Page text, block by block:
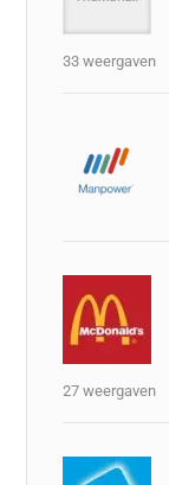
33 weergaven
27 weergaven